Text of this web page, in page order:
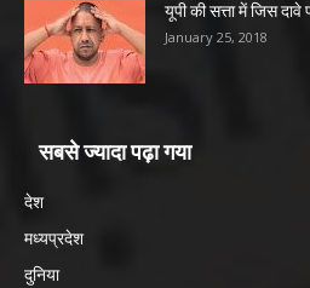
यूपी की सत्ता में जिस
January 25, 2018
सबसे ज्यादा पढ़ा गया
देश
मध्यप्रदेश
दुनिया